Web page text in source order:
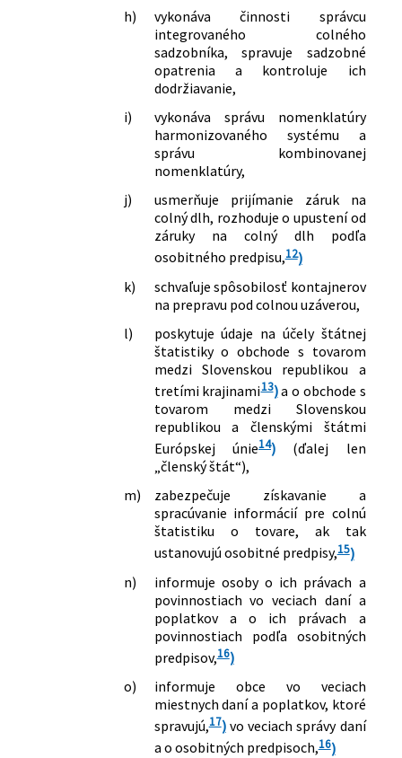
h)
vykonáva činnosti správcu
integrovaného colného
sadzobníka, spravuje sadzobné
opatrenia a kontroluje ich
dodržiavanie,
i)
vykonáva správu nomenklatúry
harmonizovaného systému a
správu kombinovanej
nomenklatúry,
j)
usmerňuje prijímanie záruk na
colný dlh, rozhoduje o upustení od
záruky na colný dlh podľa
osobitného predpisu,12)
k)
schvaľuje spôsobilosť kontajnerov
na prepravu pod colnou uzáverou,
l)
poskytuje údaje na účely štátnej
štatistiky o obchode s tovarom
medzi Slovenskou republikou a
tretími krajinami13)a o obchode s
tovarom medzi Slovenskou
republikou a členskými štátmi
Európskej únie14) (ďalej len
„členský štát“),
m)
zabezpečuje získavanie a
spracúvanie informácií pre colnú
štatistiku o tovare, ak tak
ustanovujú osobitné predpisy,15)
n)
informuje osoby o ich právach a
povinnostiach vo veciach daní a
poplatkov a o ich právach a
povinnostiach podľa osobitných
predpisov,16)
o)
informuje obce vo veciach
miestnych daní a poplatkov, ktoré
spravujú,17)vo veciach správy daní
a o osobitných predpisoch,16)